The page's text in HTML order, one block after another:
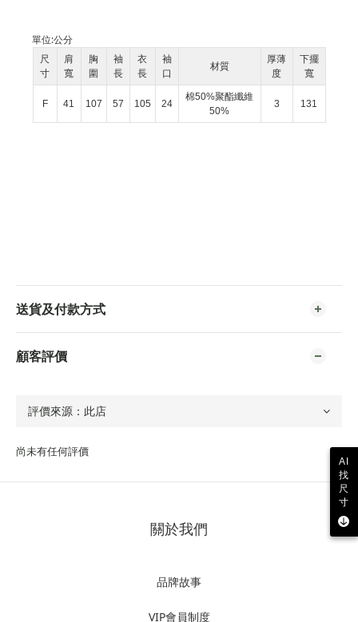
單位:公分
尺
寸
肩
寬
胸
圍
袖
長
衣
長
袖
口
材質
厚薄
度
下擺
寬
F 41 107 57 105 24
棉50%聚酯纖維
50%
3 131
送貨及付款方式
顧客評價
尚未有任何評價
關於我們
品牌故事
VIP會員制度
AI
找
尺
寸